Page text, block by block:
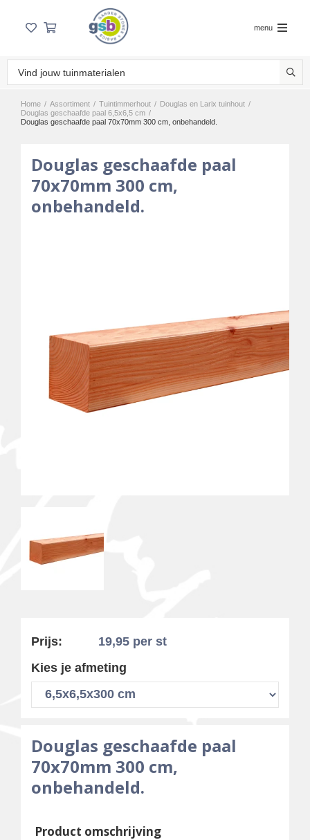
menu
Home / Assortiment / Tuintimmerhout / Douglas en Larix tuinhout /
Douglas geschaafde paal 6,5x6,5 cm /
Douglas geschaafde paal 70x70mm 300 cm, onbehandeld.
Douglas geschaafde paal
70x70mm 300 cm,
onbehandeld.
Prijs: 19,95 per st
Kies je afmeting
Douglas geschaafde paal
70x70mm 300 cm,
onbehandeld.
Product omschrijving